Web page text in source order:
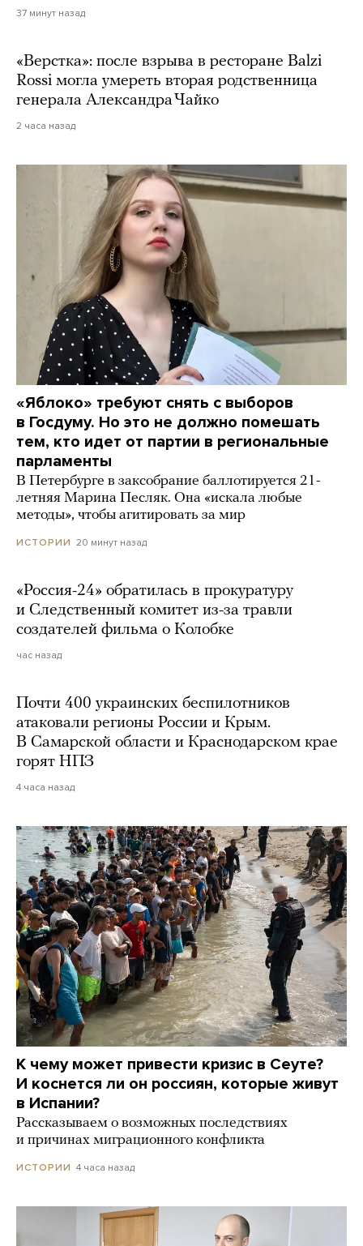
37 минут назад
«Верстка»: после взрыва в ресторане Balzi
Rossi могла умереть вторая родственница
генерала Александра Чайко
2 часа назад
«Яблоко» требуют снять с выборов
в Госдуму. Но это не должно помешать
тем, кто идет от партии в региональные
парламенты
В Петербурге в заксобрание баллотируется 21-
летняя Марина Песляк. Она «искала любые
методы», чтобы агитировать за мир
ИСТОРИИ 20 минут назад
«Россия-24» обратилась в прокуратуру
и Следственный комитет из-за травли
создателей фильма о Колобке
час назад
Почти 400 украинских беспилотников
атаковали регионы России и Крым.
В Самарской области и Краснодарском крае
горят НПЗ
4 часа назад
К чему может привести кризис в Сеуте?
И коснется ли он россиян, которые живут
в Испании?
Рассказываем о возможных последствиях
и причинах миграционного конфликта
ИСТОРИИ 4 часа назад